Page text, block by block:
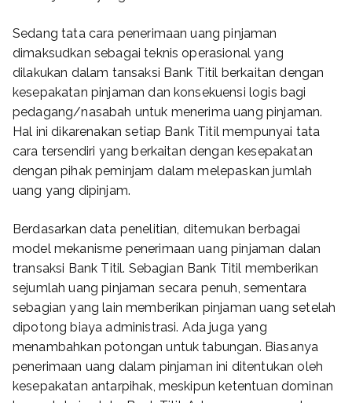
Sedang tata cara penerimaan uang pinjaman
dimaksudkan sebagai teknis operasional yang
dilakukan dalam tansaksi Bank Titil berkaitan dengan
kesepakatan pinjaman dan konsekuensi logis bagi
pedagang/nasabah untuk menerima uang pinjaman.
Hal ini dikarenakan setiap Bank Titil mempunyai tata
cara tersendiri yang berkaitan dengan kesepakatan
dengan pihak peminjam dalam melepaskan jumlah
uang yang dipinjam.
Berdasarkan data penelitian, ditemukan berbagai
model mekanisme penerimaan uang pinjaman dalan
transaksi Bank Titil. Sebagian Bank Titil memberikan
sejumlah uang pinjaman secara penuh, sementara
sebagian yang lain memberikan pinjaman uang setelah
dipotong biaya administrasi. Ada juga yang
menambahkan potongan untuk tabungan. Biasanya
penerimaan uang dalam pinjaman ini ditentukan oleh
kesepakatan antarpihak, meskipun ketentuan dominan